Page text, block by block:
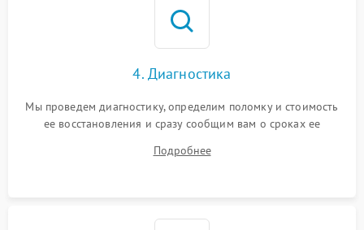
4. Диагностика
Мы проведем диагностику, определим поломку и стоимость
ее восстановления и сразу сообщим вам о сроках ее
Подробнее